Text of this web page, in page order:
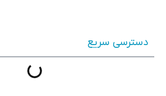
دسترسی سریع